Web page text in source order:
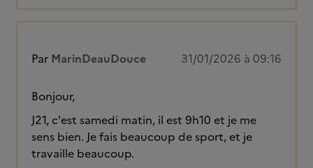
Par MarinDeauDouce 31/01/2026 à 09:16
Bonjour,
J21, c'est samedi matin, il est 9h10 et je me
sens bien. Je fais beaucoup de sport, et je
travaille beaucoup.